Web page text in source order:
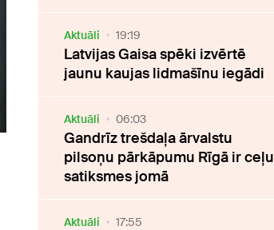
Aktuāli 19:19
Latvijas Gaisa spēki izvērtē
jaunu kaujas lidmašīnu iegādi
Aktuāli 06:03
Gandrīz trešdaļa ārvalstu
pilsoņu pārkāpumu Rīgā ir ceļu
satiksmes jomā
Aktuāli 17:55